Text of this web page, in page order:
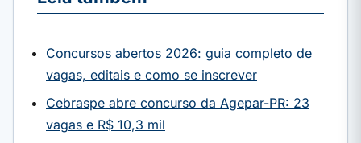
Concursos abertos 2026: guia completo de
vagas, editais e como se inscrever
Cebraspe abre concurso da Agepar-PR: 23
vagas e R$ 10,3 mil